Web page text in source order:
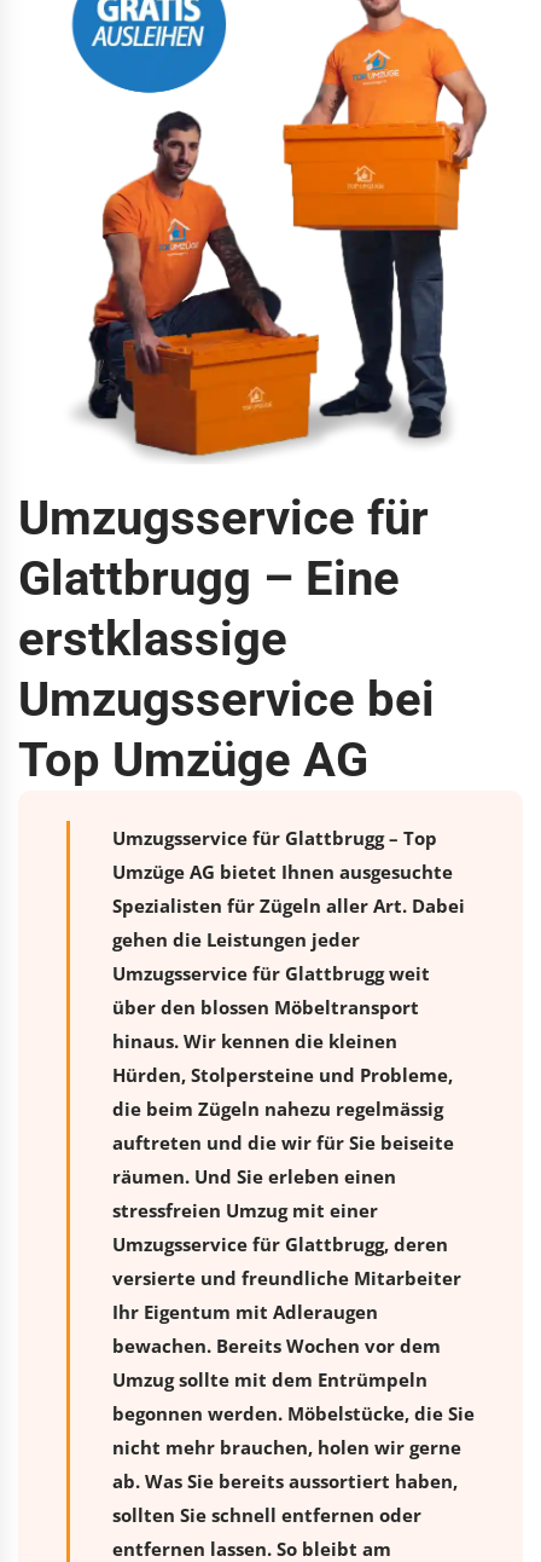
Umzugsservice für
Glattbrugg – Eine
erstklassige
Umzugsservice bei
Top Umzüge AG
Umzugsservice für Glattbrugg – Top
Umzüge AG bietet Ihnen ausgesuchte
Spezialisten für Zügeln aller Art. Dabei
gehen die Leistungen jeder
Umzugsservice für Glattbrugg weit
über den blossen Möbeltransport
hinaus. Wir kennen die kleinen
Hürden, Stolpersteine und Probleme,
die beim Zügeln nahezu regelmässig
auftreten und die wir für Sie beiseite
räumen. Und Sie erleben einen
stressfreien Umzugmit einer
Umzugsservice für Glattbrugg, deren
versierte und freundliche Mitarbeiter
Ihr Eigentum mit Adleraugen
bewachen. Bereits Wochen vor dem
Umzug sollte mit dem Entrümpeln
begonnen werden. Möbelstücke, die Sie
nicht mehr brauchen, holen wir gerne
ab. Was Sie bereits aussortiert haben,
sollten Sie schnell entfernen oder
entfernen lassen. So bleibt am